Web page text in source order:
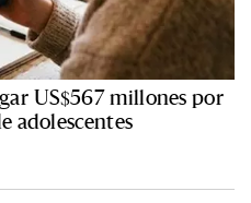
US$567 millones por
adolescentes